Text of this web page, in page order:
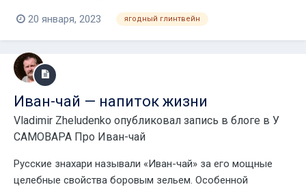
20 января, 2023 ягодный глинтвейн
Иван-чай — напиток жизни
Vladimir Zheludenko опубликовал запись в блоге в У
САМОВАРА Про Иван-чай
Русские знахари называли «Иван-чай» за его мощные
целебные свойства боровым зельем. Особенной